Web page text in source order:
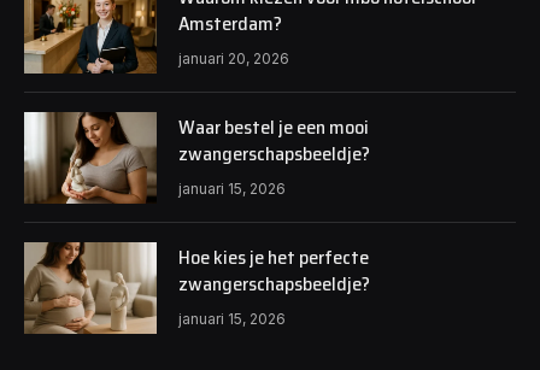
Amsterdam?
januari 20, 2026
Waar bestel je een mooi
zwangerschapsbeeldje?
januari 15, 2026
Hoe kies je het perfecte
zwangerschapsbeeldje?
januari 15, 2026